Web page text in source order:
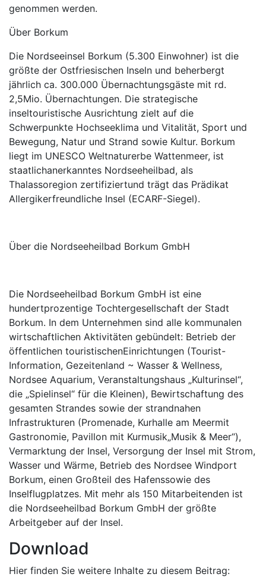
genommen werden.
Über Borkum
Die Nordseeinsel Borkum (5.300 Einwohner) ist die
größte der Ostfriesischen Inseln und beherbergt
jährlich ca. 300.000 Übernachtungsgäste mit rd.
2,5Mio. Übernachtungen. Die strategische
inseltouristische Ausrichtung zielt auf die
Schwerpunkte Hochseeklima und Vitalität, Sport und
Bewegung, Natur und Strand sowie Kultur. Borkum
liegt im UNESCO Weltnaturerbe Wattenmeer, ist
staatlichanerkanntes Nordseeheilbad, als
Thalassoregion zertifiziertund trägt das Prädikat
Allergikerfreundliche Insel (ECARF-Siegel).
Über die Nordseeheilbad Borkum GmbH
Die Nordseeheilbad Borkum GmbH ist eine
hundertprozentige Tochtergesellschaft der Stadt
Borkum. In dem Unternehmen sind alle kommunalen
wirtschaftlichen Aktivitäten gebündelt: Betrieb der
öffentlichen touristischenEinrichtungen (Tourist-
Information, Gezeitenland ~ Wasser & Wellness,
Nordsee Aquarium, Veranstaltungshaus „Kulturinsel“,
die „Spielinsel“ für die Kleinen), Bewirtschaftung des
gesamten Strandes sowie der strandnahen
Infrastrukturen (Promenade, Kurhalle am Meermit
Gastronomie, Pavillon mit Kurmusik„Musik & Meer“),
Vermarktung der Insel, Versorgung der Insel mit Strom,
Wasser und Wärme, Betrieb des Nordsee Windport
Borkum, einen Großteil des Hafenssowie des
Inselflugplatzes. Mit mehr als 150 Mitarbeitenden ist
die Nordseeheilbad Borkum GmbH der größte
Arbeitgeber auf der Insel.
Download
Hier finden Sie weitere Inhalte zu diesem Beitrag: